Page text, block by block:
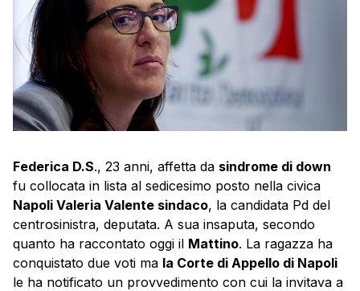
Federica D.S., 23 anni, affetta da sindrome di down
fu collocata in lista al sedicesimo posto nella civica
Napoli Valeria Valente sindaco, la candidata Pd del
centrosinistra, deputata. A sua insaputa, secondo
quanto ha raccontato oggi il Mattino. La ragazza ha
conquistato due voti ma la Corte di Appello di Napoli
le ha notificato un provvedimento con cui la invitava a